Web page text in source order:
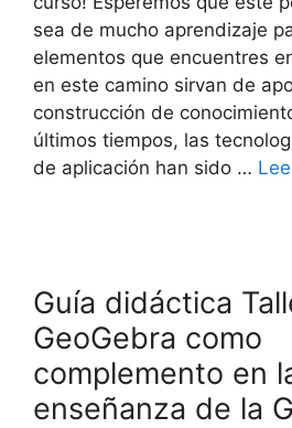
sea de mucho aprendizaje
elementos que encuentres
en este camino sirvan de
construcción de
últimos tiempos, las
de aplicación han sido …
Guía didáctica
GeoGebra como
complemento en
enseñanza de la